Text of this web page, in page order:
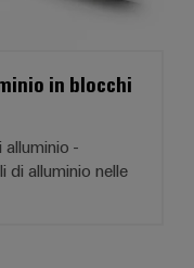
in blocchi
-
di alluminio nelle